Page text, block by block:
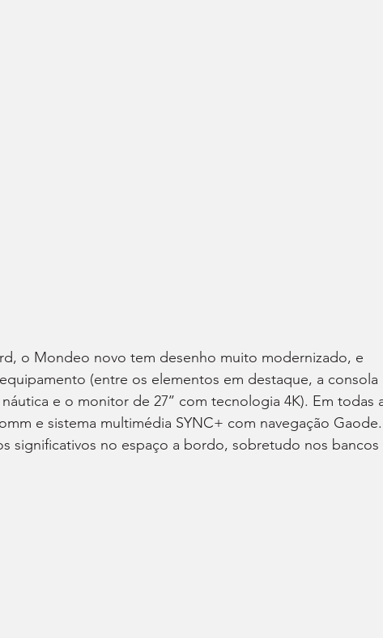
o Mondeo novo tem desenho muito modernizado, e
(entre os elementos em destaque, a consola
e o monitor de 27’’ com tecnologia 4K). Em todas
e sistema multimédia SYNC+ com navegação
significativos no espaço a bordo, sobretudo nos bancos